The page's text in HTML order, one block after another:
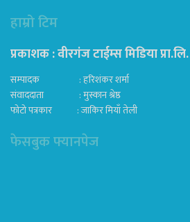
हाम्रो टिम
प्रकाशक : वीरगंज टाईम्स मिडिया प्रा‍.लि.
सम्पादक : हरिशंकर शर्मा
संवाददाता : मुस्कान श्रेष्ठ
फोटो पत्रकार : जाकिर मियाँ तेली
फेसबुक फ्यानपेज